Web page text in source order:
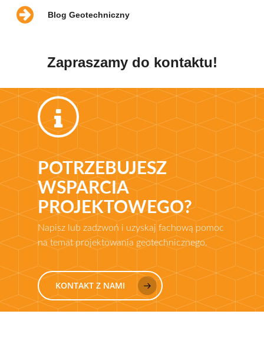
Blog Geotechniczny
Zapraszamy do kontaktu!
POTRZEBUJESZ
WSPARCIA
PROJEKTOWEGO?
Napisz lub zadzwoń i uzyskaj fachową pomoc
na temat projektowania geotechnicznego.
KONTAKT Z NAMI